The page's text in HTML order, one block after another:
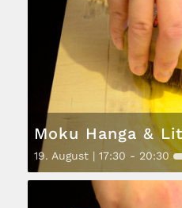
Moku Hanga &
19. August | 17:30 - 20:30